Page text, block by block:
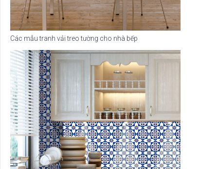
Các mẫu tranh vải treo tường cho nhà bếp